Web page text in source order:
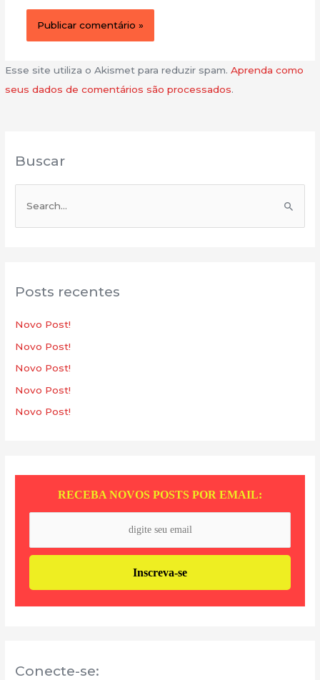
Buscar
e
u
s
a
r
Posts recentes
Novo Post!
Novo Post!
Novo Post!
Novo Post!
Novo Post!
RECEBA NOVOS POSTS POR EMAIL:
Conecte-se:
Esse site utiliza o Akismet para reduzir spam.Aprenda como
seus dados de comentários são processados.